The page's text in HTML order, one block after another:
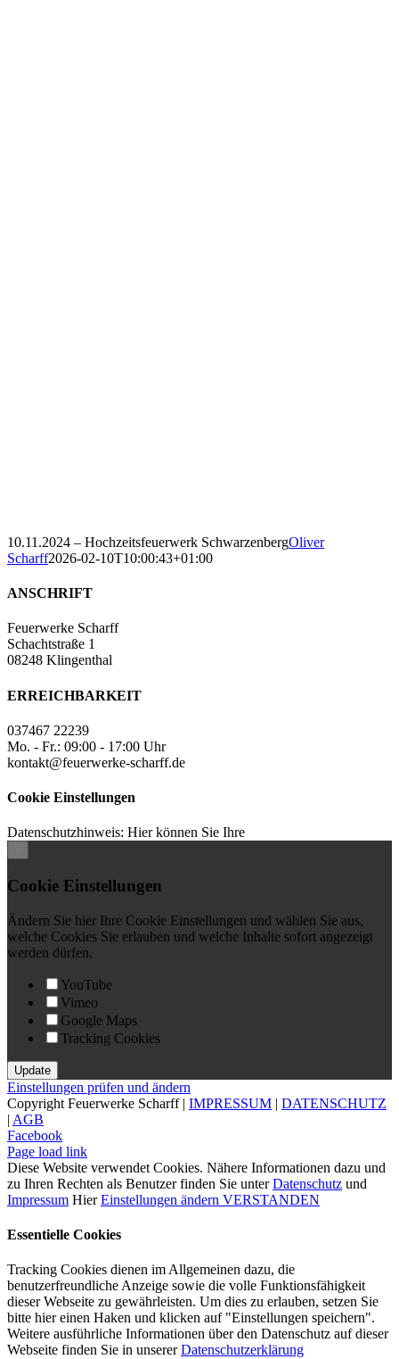
10.11.2024 – Hochzeitsfeuerwerk SchwarzenbergOliver
Scharff2026-02-10T10:00:43+01:00
ANSCHRIFT
Feuerwerke Scharff
Schachtstraße 1
08248 Klingenthal
ERREICHBARKEIT
037467 22239
Mo. - Fr.: 09:00 - 17:00 Uhr
kontakt@feuerwerke-scharff.de
Cookie Einstellungen
Datenschutzhinweis: Hier können Sie Ihre
Cookie Einstellungen
Ändern Sie hier Ihre Cookie Einstellungen und wählen Sie aus,
welche Cookies Sie erlauben und welche Inhalte sofort angezeigt
werden dürfen.
YouTube
Vimeo
Google Maps
Tracking Cookies
Einstellungen prüfen und ändern
Copyright Feuerwerke Scharff | IMPRESSUM | DATENSCHUTZ
| AGB
Facebook
Page load link
Diese Website verwendet Cookies. Nähere Informationen dazu und
zu Ihren Rechten als Benutzer finden Sie unterDatenschutz und
Impressum HierEinstellungen ändern VERSTANDEN
Essentielle Cookies
Tracking Cookies dienen im Allgemeinen dazu, die
benutzerfreundliche Anzeige sowie die volle Funktionsfähigkeit
dieser Webseite zu gewährleisten. Um dies zu erlauben, setzen Sie
bitte hier einen Haken und klicken auf "Einstellungen speichern".
Weitere ausführliche Informationen über den Datenschutz auf dieser
Webseite finden Sie in unsererDatenschutzerklärung